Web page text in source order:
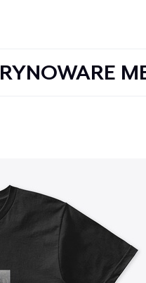
RYNOWARE